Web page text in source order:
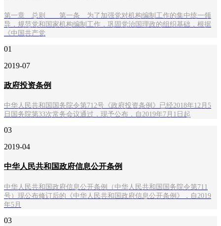
第一章 总则 第一条 为了加强党对机构编制工作的集中统一领
导，规范党和国家机构编制工作，巩固党治国理政的组织基础，根据
《中国共产党
01
2019-07
政府投资条例
中华人民共和国国务院令第712号《政府投资条例》已经2018年12月5
日国务院第33次常务会议通过，现予公布，自2019年7月1日起
03
2019-04
中华人民共和国政府信息公开条例
中华人民共和国政府信息公开条例（中华人民共和国国务院令第711
号）现公布修订后的《中华人民共和国政府信息公开条例》，自2019
年5月
03